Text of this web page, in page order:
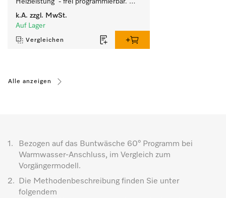
Beladungsmenge 35 kg.
k.A. zzgl. MwSt.
Auf Lager
Vergleichen
Alle anzeigen
1.
Bezogen auf das Buntwäsche 60° Programm bei
Warmwasser-Anschluss, im Vergleich zum
Vorgängermodell.
2.
Die Methodenbeschreibung finden Sie unter
folgendem